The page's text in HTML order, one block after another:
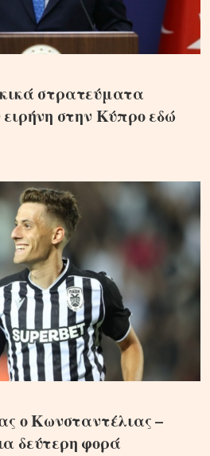
στρατεύματα
στην Κύπρο εδώ
ο Κωνσταντέλιας –
δεύτερη φορά